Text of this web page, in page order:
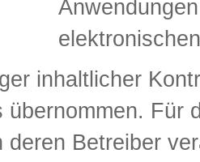
inhaltlicher
übernommen. Für
deren Betreiber